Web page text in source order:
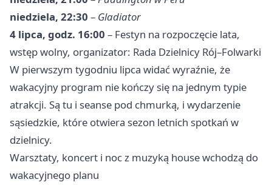
niedziela, 22:30 – Gladiator
4 lipca, godz. 16:00 – Festyn na rozpoczęcie lata,
wstęp wolny, organizator: Rada Dzielnicy Rój–Folwarki
W pierwszym tygodniu lipca widać wyraźnie, że
wakacyjny program nie kończy się na jednym typie
atrakcji. Są tu i seanse pod chmurką, i wydarzenie
sąsiedzkie, które otwiera sezon letnich spotkań w
dzielnicy.
Warsztaty, koncert i noc z muzyką house wchodzą do
wakacyjnego planu